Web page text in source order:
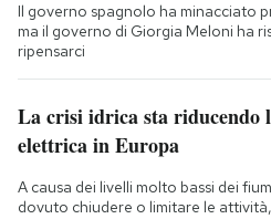
Il governo spagnolo ha minacciato
ma il governo di Giorgia Meloni ha
ripensarci
La crisi idrica sta riducendo
elettrica in Europa
A causa dei livelli molto bassi dei
dovuto chiudere o limitare le